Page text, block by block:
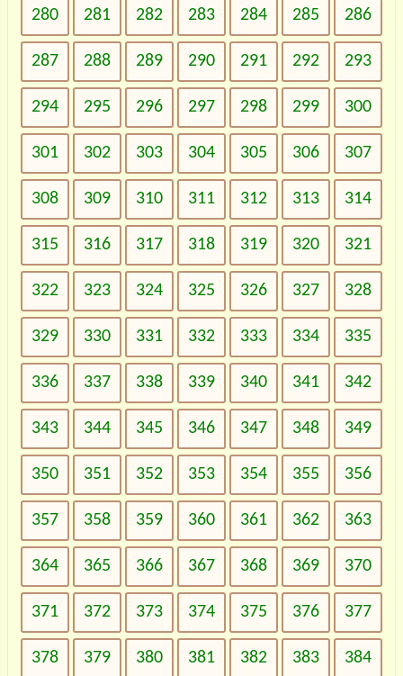
280 281 282 283 284 285 286
287 288 289 290 291 292 293
294 295 296 297 298 299 300
301 302 303 304 305 306 307
308 309 310 311 312 313 314
315 316 317 318 319 320 321
322 323 324 325 326 327 328
329 330 331 332 333 334 335
336 337 338 339 340 341 342
343 344 345 346 347 348 349
350 351 352 353 354 355 356
357 358 359 360 361 362 363
364 365 366 367 368 369 370
371 372 373 374 375 376 377
378 379 380 381 382 383 384